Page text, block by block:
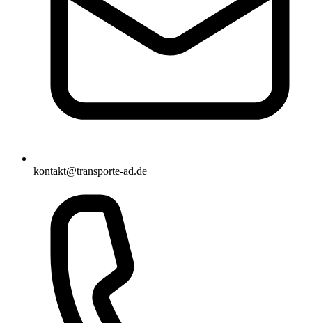
kontakt@transporte-ad.de